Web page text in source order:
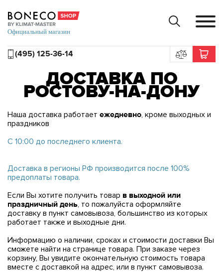
(495) 125-36-14
ДОСТАВКА ПО
РОСТОВУ-НА-ДОНУ
Наша доставка работает ежедневно, кроме выходных и
праздников
С 10:00 до последнего клиента.
Доставка в регионы РФ производится после 100%
предоплаты товара.
Если Вы хотите получить товар в выходной или
праздничный день, то пожалуйста оформляйте
доставку в пункт самовывоза, большинство из которых
работает также и выходные дни.
Информацию о наличии, сроках и стоимости доставки Вы
сможете найти на странице товара. При заказе через
корзину, Вы увидите окончательную стоимость товара
вместе с доставкой на адрес, или в пункт самовывоза.